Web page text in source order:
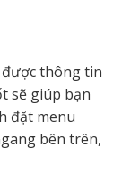
thông tin
sẽ giúp bạn
đặt menu
bên trên,